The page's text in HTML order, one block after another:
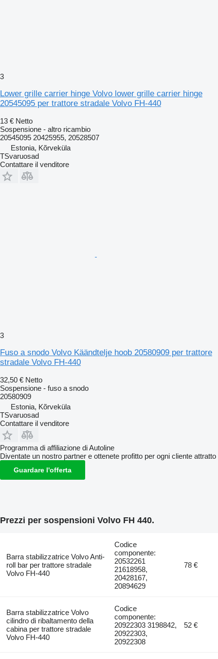
3
Lower grille carrier hinge Volvo lower grille carrier hinge
20545095 per trattore stradale Volvo FH-440
13 € Netto
Sospensione - altro ricambio
20545095 20425955, 20528507
Estonia, Kõrveküla
TSvaruosad
Contattare il venditore
3
Fuso a snodo Volvo Käändtelje hoob 20580909 per trattore
stradale Volvo FH-440
32,50 € Netto
Sospensione - fuso a snodo
20580909
Estonia, Kõrveküla
TSvaruosad
Contattare il venditore
Programma di affiliazione di Autoline
Diventate un nostro partner e ottenete profitto per ogni cliente attratto
Guardare l'offerta
Prezzi per sospensioni Volvo FH 440.
Barra stabilizzatrice Volvo Anti-
roll bar per trattore stradale
Volvo FH-440
Codice
componente:
20532261
21618958,
20428167,
20894629
78 €
Barra stabilizzatrice Volvo
cilindro di ribaltamento della
cabina per trattore stradale
Volvo FH-440
Codice
componente:
20922303 3198842,
20922303,
20922308
52 €